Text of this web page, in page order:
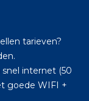
tarieven?
internet (50
goede WIFI +